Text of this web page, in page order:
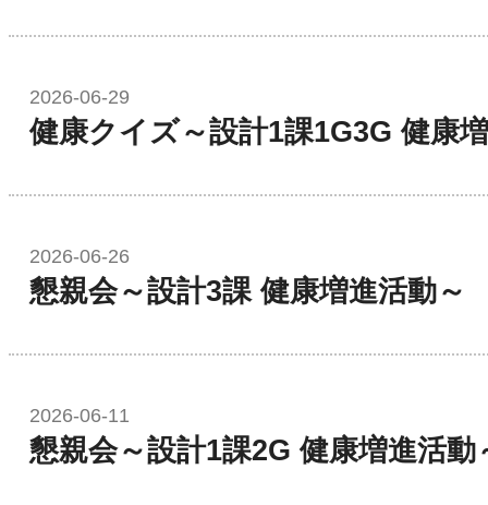
2026-06-29
健康クイズ～設計1課1G3G 健康
2026-06-26
懇親会～設計3課 健康増進活動～
2026-06-11
懇親会～設計1課2G 健康増進活動